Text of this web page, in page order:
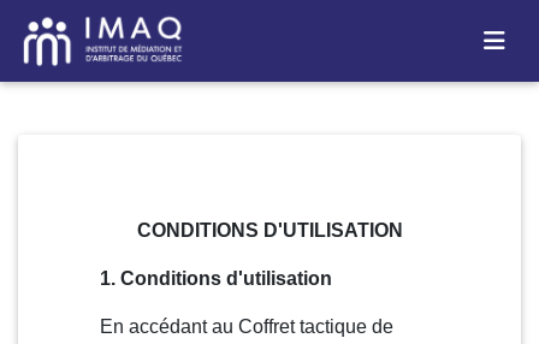
CONDITIONS D'UTILISATION
1. Conditions d'utilisation
En accédant au Coffret tactique de